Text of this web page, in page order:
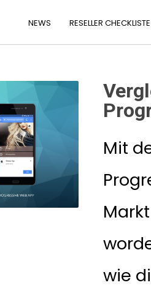
NEWS RESELLER CHECKLISTE
Mit
wie